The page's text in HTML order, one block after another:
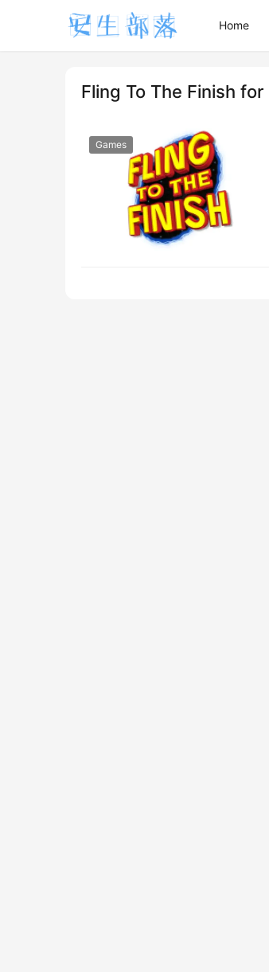
Home
Fling To The Finish for
Games